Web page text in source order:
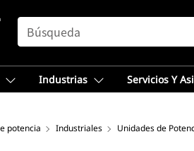
SEARCH
Industrias Servicios Y
potencia Industriales Unidades de